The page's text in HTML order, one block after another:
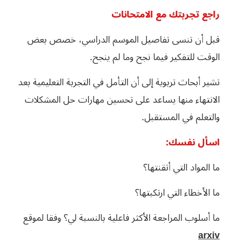
راجع تجربتك مع الامتحانات
قبل أن تنسى تفاصيل الموسم الدراسي، خصص بعض
الوقت للتفكير فيما نجح وما لم ينجح.
تشير أبحاث تربوية إلى أن التأمل في التجربة التعليمية بعد
الانتهاء منها يساعد على تحسين مهارات حل المشكلات
والتعلم في المستقبل.
اسأل نفسك:
ما المواد التي أتقنتها؟
ما الأخطاء التي ارتكبتها؟
ما أسلوب المراجعة الأكثر فاعلية بالنسبة لي؟ وفقا لموقع
arxiv